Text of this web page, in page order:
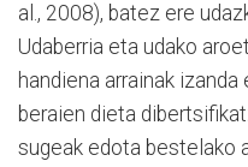
al., 2008), batez ere
Udaberria eta udako
handiena arrainak izanda
beraien dieta
sugeak edota bestelako